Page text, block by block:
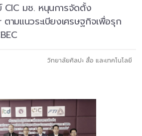
CIC มช. หนุนการจัดตั้ง
ามแนวระเบียงเศรษฐกิจเพื่อรุก
วิทยาลัยศิลปะ สื่อ และเทคโนโลยี